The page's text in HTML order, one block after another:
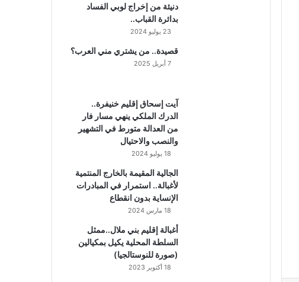
دنيئة من إخراج لوبي الفساد
بدائرة القباب..
23 يوليو 2024
قصيدة.. من يشتري مني العرب؟
7 أبريل 2025
آيت إسحاق إقليم خنيفرة..
الدرك الملكي ينهي مسار فار
من العدالة متورط في التشهير
والنصب والاحتيال
18 يوليو 2024
الجالية المقيمة بالخارج المنتمية
لأغبالة.. استمرار في المبادرات
الإنساية بدون انقطاع
18 مارس 2024
أغبالة إقليم بني ملال..ممثل
السلطة المحلية يكيل بمكيالين
(صورة للنوستالجيا)
18 أكتوبر 2023